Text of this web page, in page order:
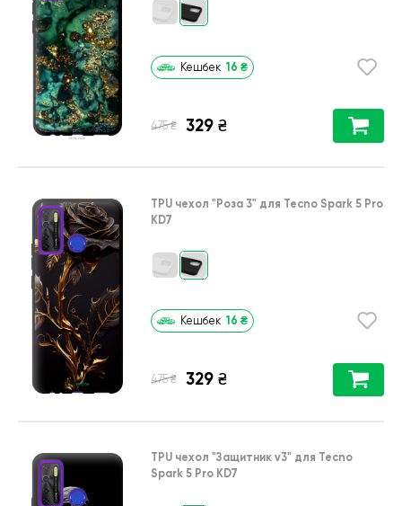
Кешбек 16 ₴
475 ₴ 329 ₴
TPU чехол "Роза 3" для Tecno Spark 5 Pro
KD7
Кешбек 16 ₴
475 ₴ 329 ₴
TPU чехол "Защитник v3" для Tecno
Spark 5 Pro KD7